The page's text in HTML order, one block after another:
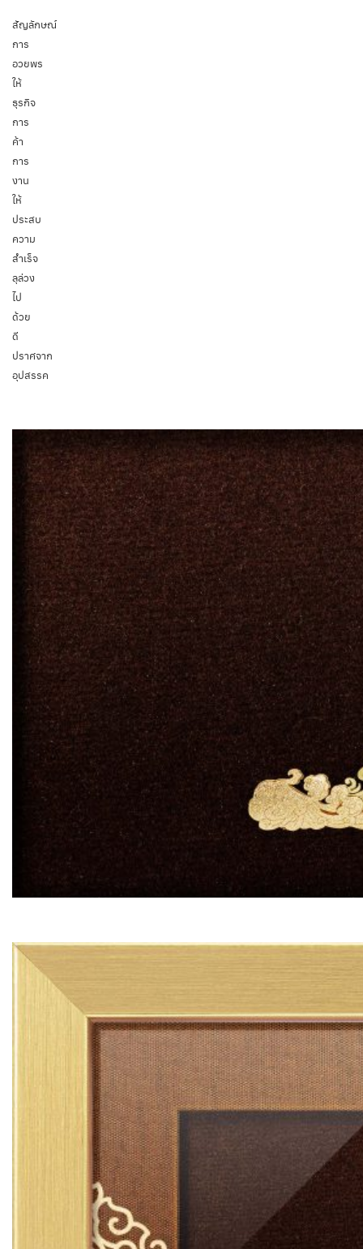
สัญลักษณ์
การ
อวยพร
ให้
ธุรกิจ
การ
ค้า
การ
งาน
ให้
ประสบ
ความ
สำเร็จ
ลุล่วง
ไป
ด้วย
ดี
ปราศจาก
อุปสรรค